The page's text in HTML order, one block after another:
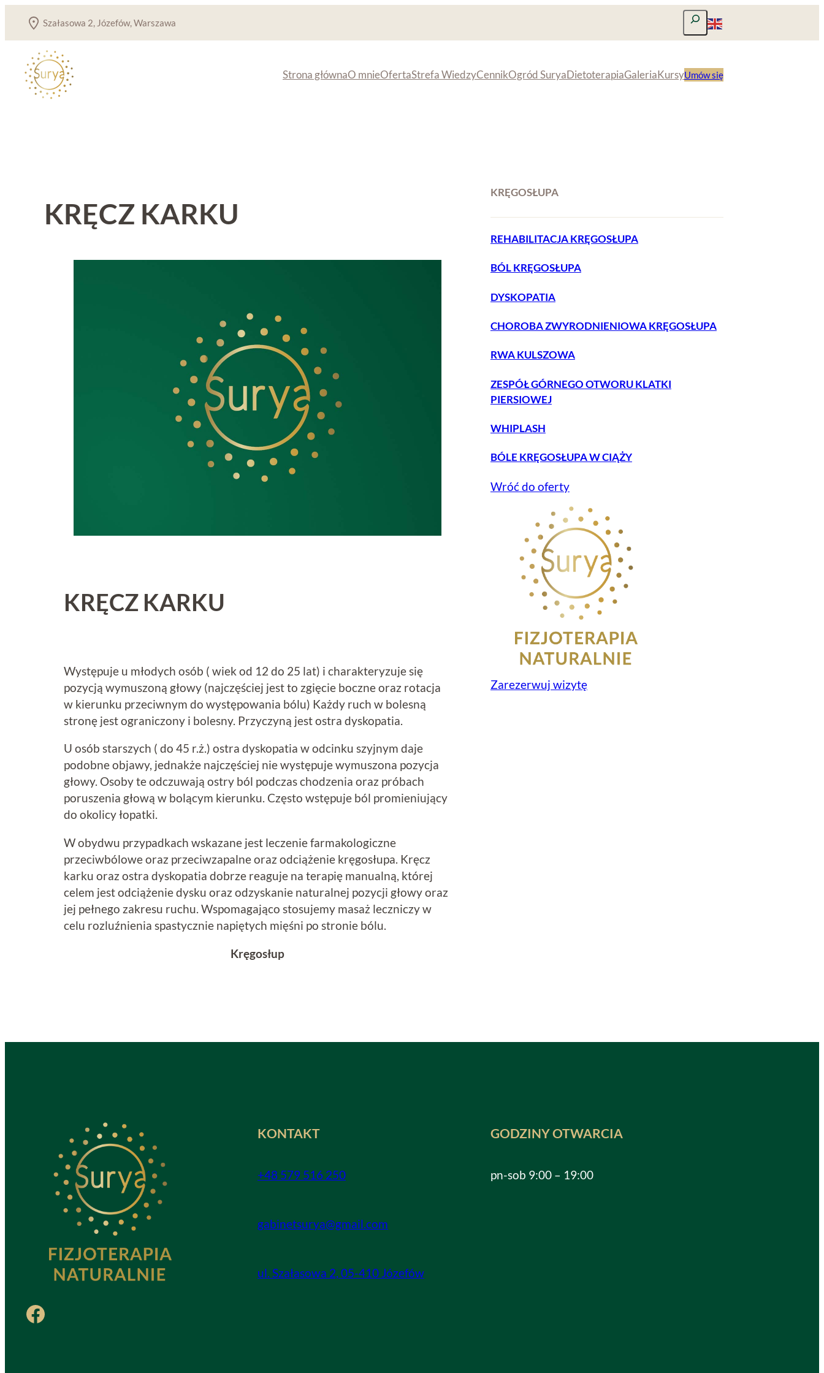
Szałasowa 2, Józefów, Warszawa Szukaj
Strona głównaO mnieOfertaStrefa WiedzyCennikOgród SuryaDietoterapiaGaleriaKursyUmów się
KRĘCZ KARKU
KRĘCZ KARKU
Występuje u młodych osób ( wiek od 12 do 25 lat) i charakteryzuje się
pozycją wymuszoną głowy (najczęściej jest to zgięcie boczne oraz rotacja
w kierunku przeciwnym do występowania bólu) Każdy ruch w bolesną
stronę jest ograniczony i bolesny. Przyczyną jest ostra dyskopatia.
U osób starszych ( do 45 r.ż.) ostra dyskopatia w odcinku szyjnym daje
podobne objawy, jednakże najczęściej nie występuje wymuszona pozycja
głowy. Osoby te odczuwają ostry ból podczas chodzenia oraz próbach
poruszenia głową w bolącym kierunku. Często wstępuje ból promieniujący
do okolicy łopatki.
W obydwu przypadkach wskazane jest leczenie farmakologiczne
przeciwbólowe oraz przeciwzapalne oraz odciążenie kręgosłupa. Kręcz
karku oraz ostra dyskopatia dobrze reaguje na terapię manualną, której
celem jest odciążenie dysku oraz odzyskanie naturalnej pozycji głowy oraz
jej pełnego zakresu ruchu. Wspomagająco stosujemy masaż leczniczy w
celu rozluźnienia spastycznie napiętych mięśni po stronie bólu.
Kręgosłup
KRĘGOSŁUPA
REHABILITACJA KRĘGOSŁUPA
BÓL KRĘGOSŁUPA
DYSKOPATIA
CHOROBA ZWYRODNIENIOWA KRĘGOSŁUPA
RWA KULSZOWA
ZESPÓŁ GÓRNEGO OTWORU KLATKI
PIERSIOWEJ
WHIPLASH
BÓLE KRĘGOSŁUPA W CIĄŻY
Wróć do oferty
Zarezerwuj wizytę
Facebook
KONTAKT
+48 579 516 250
gabinetsurya@gmail.com
ul. Szałasowa 2, 05-410 Józefów
GODZINY OTWARCIA
pn-sob 9:00 – 19:00